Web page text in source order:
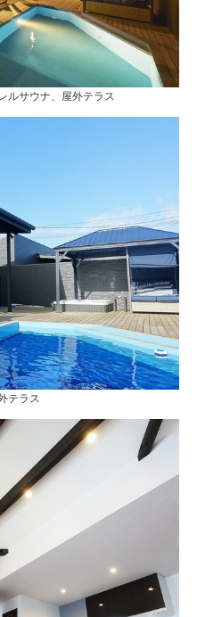
ルサウナ、屋外テラス
テラス